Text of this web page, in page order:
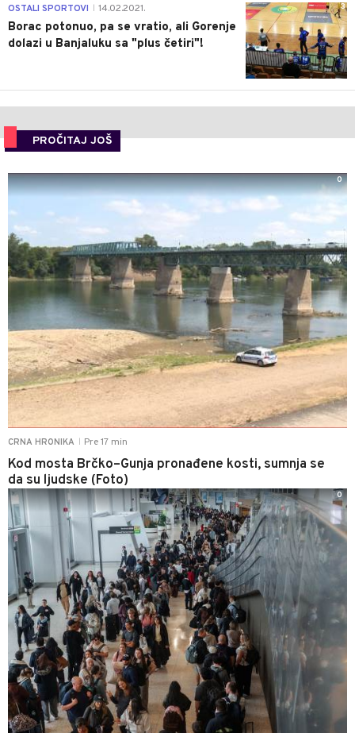
3
OSTALI SPORTOVI 14.02.2021.
Borac potonuo, pa se vratio, ali Gorenje
dolazi u Banjaluku sa "plus četiri"!
PROČITAJ JOŠ
CRNA HRONIKA Pre 17 min
Kod mosta Brčko–Gunja pronađene kosti, sumnja se
da su ljudske (Foto)
0
0